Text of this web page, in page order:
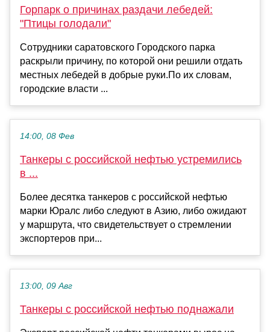
Горпарк о причинах раздачи лебедей:
"Птицы голодали"
Сотрудники саратовского Городского парка
раскрыли причину, по которой они решили отдать
местных лебедей в добрые руки.По их словам,
городские власти ...
14:00, 08 Фев
Танкеры с российской нефтью устремились
в ...
Более десятка танкеров с российской нефтью
марки Юралс либо следуют в Азию, либо ожидают
у маршрута, что свидетельствует о стремлении
экспортеров при...
13:00, 09 Авг
Танкеры с российской нефтью поднажали